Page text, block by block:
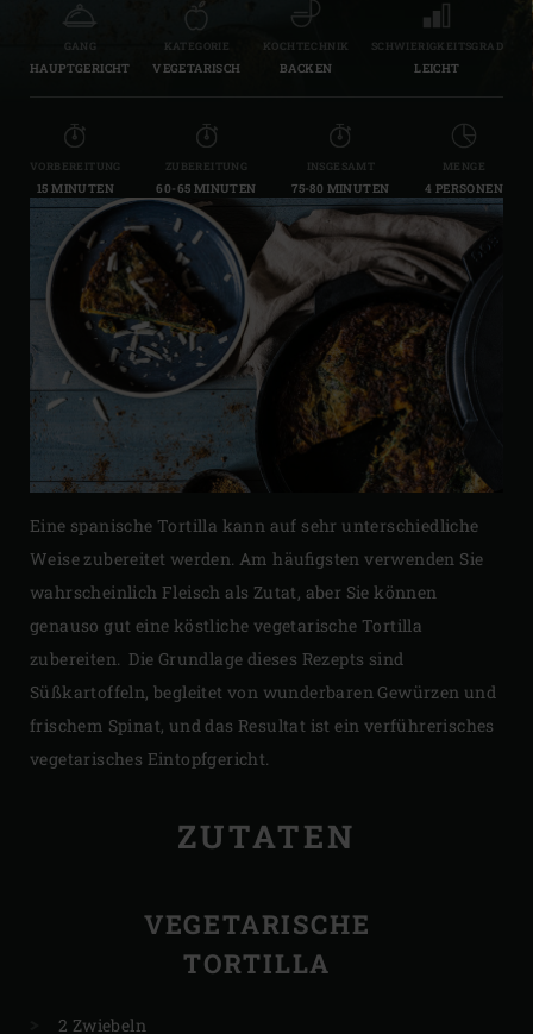
GANG
HAUPTGERICHT
KATEGORIE
VEGETARISCH
KOCHTECHNIK
BACKEN
SCHWIERIGKEITSGRAD
LEICHT
VORBEREITUNG
15 MINUTEN
ZUBEREITUNG
60-65 MINUTEN
INSGESAMT
75-80 MINUTEN
MENGE
4 PERSONEN
Eine spanische Tortilla kann auf sehr unterschiedliche
Weise zubereitet werden. Am häufigsten verwenden Sie
wahrscheinlich Fleisch als Zutat, aber Sie können
genauso gut eine köstliche vegetarische Tortilla
zubereiten. Die Grundlage dieses Rezepts sind
Süßkartoffeln, begleitet von wunderbaren Gewürzen und
frischem Spinat, und das Resultat ist ein verführerisches
vegetarisches Eintopfgericht.
ZUTATEN
VEGETARISCHE
TORTILLA
2 Zwiebeln